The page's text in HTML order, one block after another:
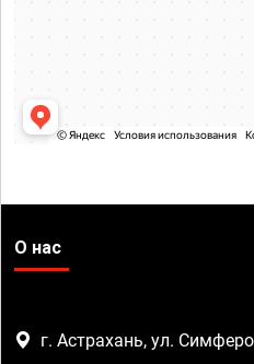
О нас
г. Астрахань, ул.